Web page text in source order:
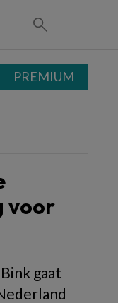
voor
gaat
PREMIUM